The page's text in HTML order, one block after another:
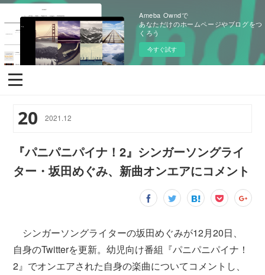
Ameba Owndで
あなただけのホームページやブログをつ
くろう
今すぐ試す
20 2021 .12
『パニパニパイナ！2』シンガーソングライ
ター・坂田めぐみ、新曲オンエアにコメント
シンガーソングライターの坂田めぐみが12月20日、
自身のTwitterを更新。幼児向け番組『パニパニパイナ！
2』でオンエアされた自身の楽曲についてコメントし、